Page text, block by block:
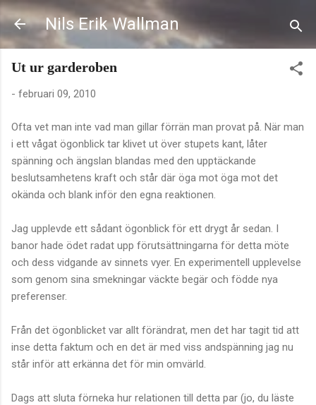
Fortsätt till huvudinnehåll
Nils Erik Wallman
Ut ur garderoben
- februari 09, 2010
Ofta vet man inte vad man gillar förrän man provat på. När man
i ett vågat ögonblick tar klivet ut över stupets kant, låter
spänning och ängslan blandas med den upptäckande
beslutsamhetens kraft och står där öga mot öga mot det
okända och blank inför den egna reaktionen.
Jag upplevde ett sådant ögonblick för ett drygt år sedan. I
banor hade ödet radat upp förutsättningarna för detta möte
och dess vidgande av sinnets vyer. En experimentell upplevelse
som genom sina smekningar väckte begär och födde nya
preferenser.
Från det ögonblicket var allt förändrat, men det har tagit tid att
inse detta faktum och en det är med viss andspänning jag nu
står inför att erkänna det för min omvärld.
Dags att sluta förneka hur relationen till detta par (jo, du läste